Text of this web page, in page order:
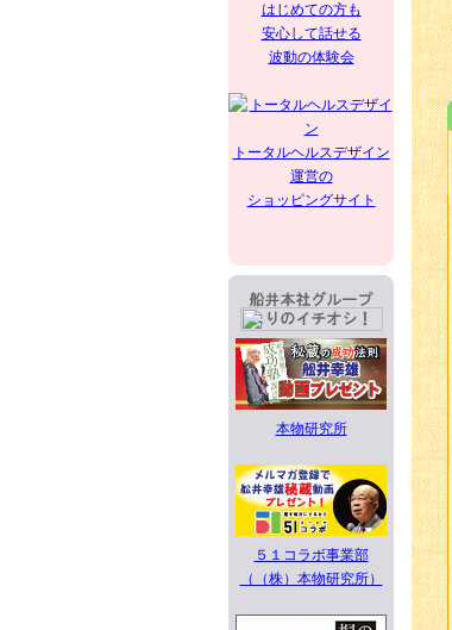
はじめての方も
安心して話せる
波動の体験会
トータルヘルスデザイン
運営の
ショッピングサイト
本物研究所
５１コラボ事業部
（（株）本物研究所）